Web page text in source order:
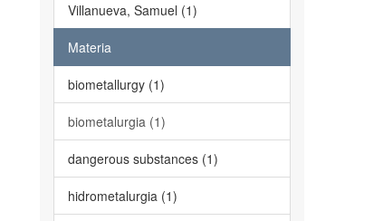
Villanueva, Samuel (1)
Materia
biometallurgy (1)
biometalurgia (1)
dangerous substances (1)
hidrometalurgia (1)